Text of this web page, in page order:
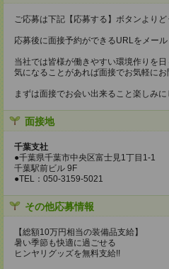
ご応募は下記【応募する】ボタンより
応募後に面接予約ができるURLをメー
当社では皆様が働きやすい環境作りを日
気になることがあれば面接でお気軽にお
まずは面接でお会い出来ること楽しみに
面接地
千葉支社
●千葉県千葉市中央区富士見1丁目1-1
千葉駅前ビル 9F
●TEL：050-3159-5021
その他応募情報
【総額10万円相当の装備品支給】
暑い季節も快適に過ごせる
ヒンヤリグッズを無料支給!!